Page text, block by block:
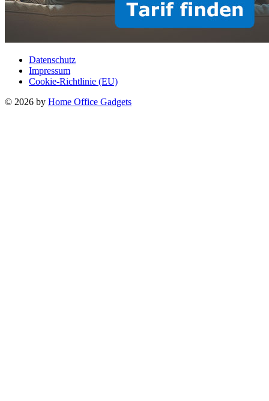
Datenschutz
Impressum
Cookie-Richtlinie (EU)
© 2026 by Home Office Gadgets